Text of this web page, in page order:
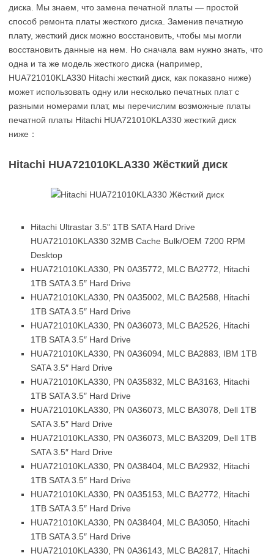
диска. Мы знаем, что замена печатной платы — простой
способ ремонта платы жесткого диска. Заменив печатную
плату, жесткий диск можно восстановить, чтобы мы могли
восстановить данные на нем. Но сначала вам нужно знать, что
одна и та же модель жесткого диска (например,
HUA721010KLA330 Hitachi жесткий диск, как показано ниже)
может использовать одну или несколько печатных плат с
разными номерами плат, мы перечислим возможные платы
печатной платы Hitachi HUA721010KLA330 жесткий диск
ниже：
Hitachi HUA721010KLA330 Жёсткий диск
Hitachi Ultrastar 3.5" 1TB SATA Hard Drive
HUA721010KLA330 32MB Cache Bulk/OEM 7200 RPM
Desktop
HUA721010KLA330, PN 0A35772, MLC BA2772, Hitachi
1TB SATA 3.5″ Hard Drive
HUA721010KLA330, PN 0A35002, MLC BA2588, Hitachi
1TB SATA 3.5″ Hard Drive
HUA721010KLA330, PN 0A36073, MLC BA2526, Hitachi
1TB SATA 3.5″ Hard Drive
HUA721010KLA330, PN 0A36094, MLC BA2883, IBM 1TB
SATA 3.5″ Hard Drive
HUA721010KLA330, PN 0A35832, MLC BA3163, Hitachi
1TB SATA 3.5″ Hard Drive
HUA721010KLA330, PN 0A36073, MLC BA3078, Dell 1TB
SATA 3.5″ Hard Drive
HUA721010KLA330, PN 0A36073, MLC BA3209, Dell 1TB
SATA 3.5″ Hard Drive
HUA721010KLA330, PN 0A38404, MLC BA2932, Hitachi
1TB SATA 3.5″ Hard Drive
HUA721010KLA330, PN 0A35153, MLC BA2772, Hitachi
1TB SATA 3.5″ Hard Drive
HUA721010KLA330, PN 0A38404, MLC BA3050, Hitachi
1TB SATA 3.5″ Hard Drive
HUA721010KLA330, PN 0A36143, MLC BA2817, Hitachi